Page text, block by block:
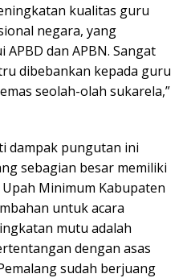
kualitas guru
negara, yang
dan APBN. Sangat
dibebankan kepada guru
seolah-olah sukarela,”
dampak pungutan ini
sebagian besar memiliki
Minimum Kabupaten
untuk acara
mutu adalah
dengan asas
sudah berjuang